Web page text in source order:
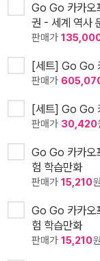
Go Go 카카오
권 - 세계 역사
판매가
[세트] Go Go
판매가
[세트] Go Go
판매가 30,420
Go Go 카카오
험 학습만화
판매가 15,210원
Go Go 카카오
험 학습만화
판매가 15,210원